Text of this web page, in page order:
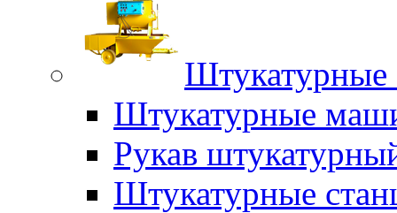
Штукатурные
Штукатурные
Рукав
Штукатурные